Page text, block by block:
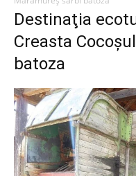
Destinaţia
Creasta
batoza